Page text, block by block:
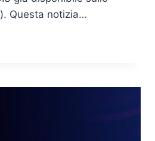
Questa notizia…